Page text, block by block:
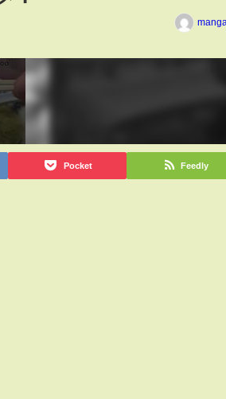
Pocket Feedly